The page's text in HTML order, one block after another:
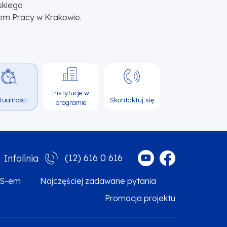
Pracy w Krakowie.
Instytucje w
programie
Skontaktuj się
Infolinia (12) 616 0 616
em
Najczęściej zadawane pytania
Promocja projektu